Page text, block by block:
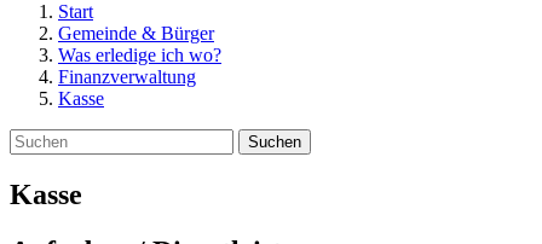
Start
Gemeinde & Bürger
Was erledige ich wo?
Finanzverwaltung
Kasse
Suchen
Kasse